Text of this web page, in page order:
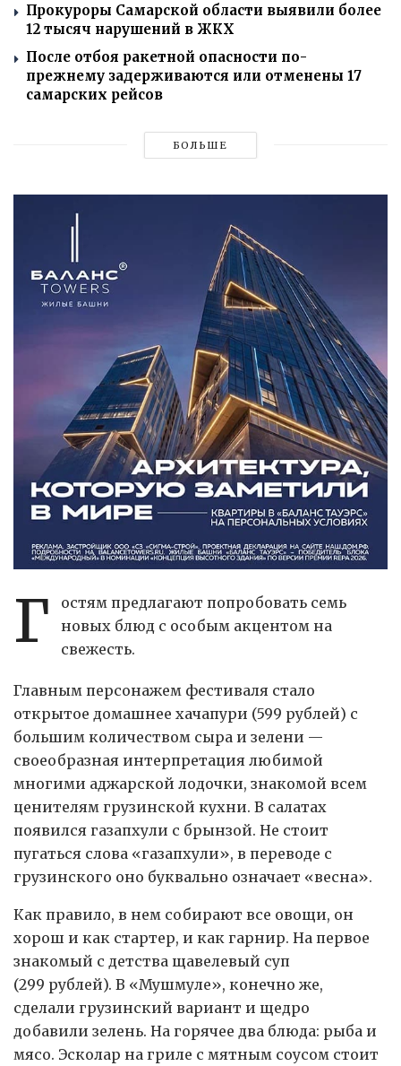
Прокуроры Самарской области выявили более
12 тысяч нарушений в ЖКХ
После отбоя ракетной опасности по-
прежнему задерживаются или отменены 17
самарских рейсов
БОЛЬШЕ
Г
остям предлагают попробовать семь
новых блюд с особым акцентом на
свежесть.
Главным персонажем фестиваля стало
открытое домашнее хачапури (599 рублей) с
большим количеством сыра и зелени —
своеобразная интерпретация любимой
многими аджарской лодочки, знакомой всем
ценителям грузинской кухни. В салатах
появился газапхули с брынзой. Не стоит
пугаться слова «газапхули», в переводе с
грузинского оно буквально означает «весна».
Как правило, в нем собирают все овощи, он
хорош и как стартер, и как гарнир. На первое
знакомый с детства щавелевый суп
(299 рублей). В «Мушмуле», конечно же,
сделали грузинский вариант и щедро
добавили зелень. На горячее два блюда: рыба и
мясо. Эсколар на гриле с мятным соусом стоит